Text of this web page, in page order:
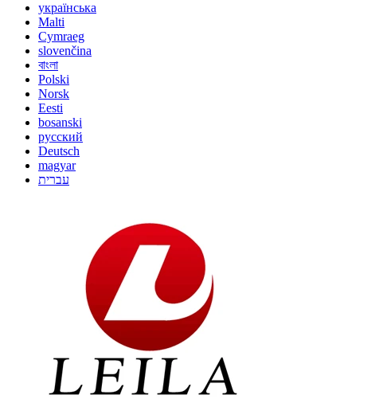
українська
Malti
Cymraeg
slovenčina
বাংলা
Polski
Norsk
Eesti
bosanski
русский
Deutsch
magyar
עברית